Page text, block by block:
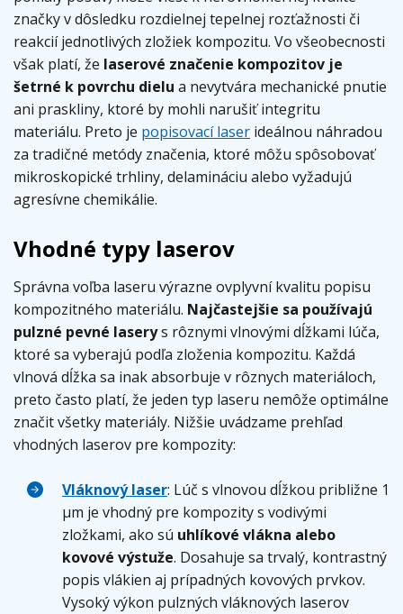
značky v dôsledku rozdielnej tepelnej rozťažnosti či
reakcií jednotlivých zložiek kompozitu. Vo všeobecnosti
však platí, že laserové značenie kompozitov je
šetrné k povrchu dielu a nevytvára mechanické pnutie
ani praskliny, ktoré by mohli narušiť integritu
materiálu. Preto je popisovací laser ideálnou náhradou
za tradičné metódy značenia, ktoré môžu spôsobovať
mikroskopické trhliny, delamináciu alebo vyžadujú
agresívne chemikálie.
Vhodné typy laserov
Správna voľba laseru výrazne ovplyvní kvalitu popisu
kompozitného materiálu. Najčastejšie sa používajú
pulzné pevné laserys rôznymi vlnovými dĺžkami lúča,
ktoré sa vyberajú podľa zloženia kompozitu. Každá
vlnová dĺžka sa inak absorbuje v rôznych materiáloch,
preto často platí, že jeden typ laseru nemôže optimálne
značit všetky materiály. Nižšie uvádzame prehľad
vhodných laserov pre kompozity:
Vláknový laser: Lúč s vlnovou dĺžkou približne 1
µm je vhodný pre kompozity s vodivými
zložkami, ako sú uhlíkové vlákna alebo
kovové výstuže. Dosahuje sa trvalý, kontrastný
popis vlákien aj prípadných kovových prvkov.
Vysoký výkon pulzných vláknových laserov